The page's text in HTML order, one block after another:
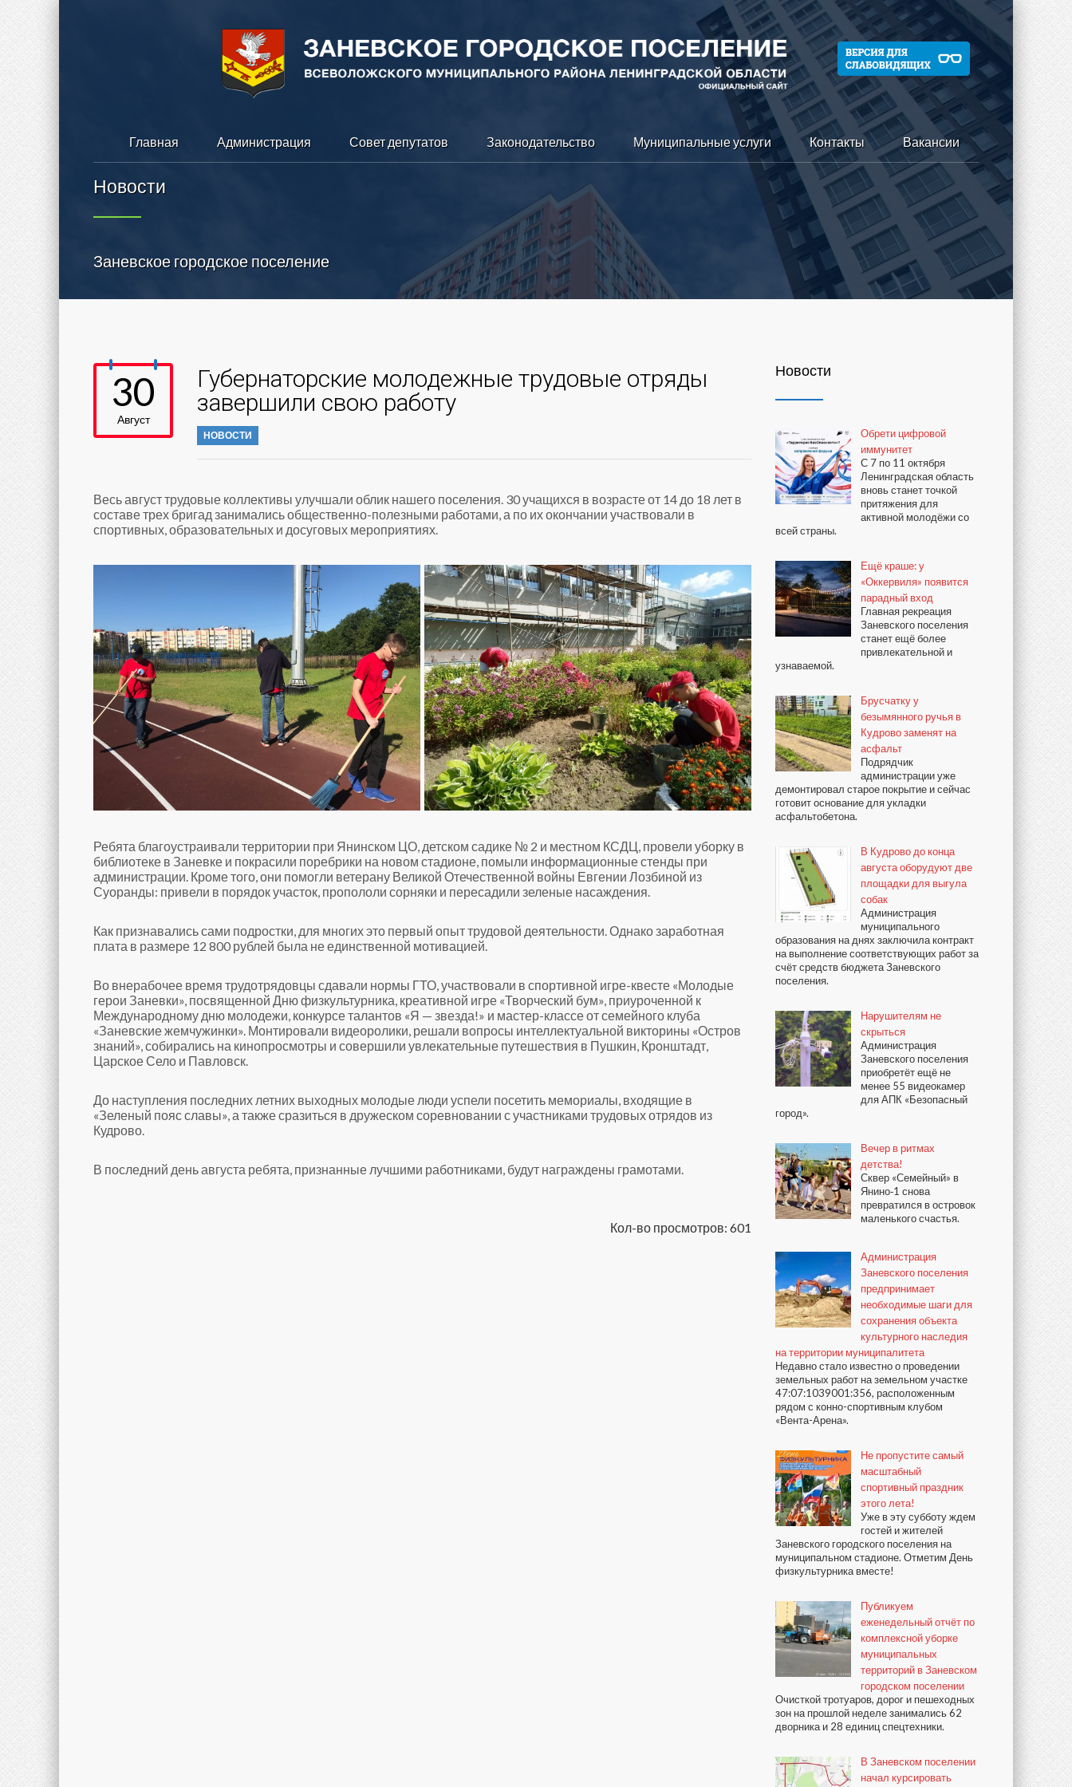
Главная Администрация Совет депутатов Законодательство Муниципальные услуги Контакты Вакансии
Новости
Заневское городское поселение
30
Август
Губернаторские молодежные трудовые отряды
завершили свою работу
НОВОСТИ
Весь август трудовые коллективы улучшали облик нашего поселения. 30 учащихся в возрасте от 14 до 18 лет в
составе трех бригад занимались общественно-полезными работами, а по их окончании участвовали в
спортивных, образовательных и досуговых мероприятиях.
Ребята благоустраивали территории при Янинском ЦО, детском садике № 2 и местном КСДЦ, провели уборку в
библиотеке в Заневке и покрасили поребрики на новом стадионе, помыли информационные стенды при
администрации. Кроме того, они помогли ветерану Великой Отечественной войны Евгении Лозбиной из
Суоранды: привели в порядок участок, пропололи сорняки и пересадили зеленые насаждения.
Как признавались сами подростки, для многих это первый опыт трудовой деятельности. Однако заработная
плата в размере 12 800 рублей была не единственной мотивацией.
Во внерабочее время трудотрядовцы сдавали нормы ГТО, участвовали в спортивной игре-квесте «Молодые
герои Заневки», посвященной Дню физкультурника, креативной игре «Творческий бум», приуроченной к
Международному дню молодежи, конкурсе талантов «Я — звезда!» и мастер-классе от семейного клуба
«Заневские жемчужинки». Монтировали видеоролики, решали вопросы интеллектуальной викторины «Остров
знаний», собирались на кинопросмотры и совершили увлекательные путешествия в Пушкин, Кронштадт,
Царское Село и Павловск.
До наступления последних летних выходных молодые люди успели посетить мемориалы, входящие в
«Зеленый пояс славы», а также сразиться в дружеском соревновании с участниками трудовых отрядов из
Кудрово.
В последний день августа ребята, признанные лучшими работниками, будут награждены грамотами.
Кол-во просмотров: 601
Новости
Обрети цифровой
иммунитет
С 7 по 11 октября
Ленинградская область
вновь станет точкой
притяжения для
активной молодёжи со
всей страны.
Ещё краше: у
«Оккервиля» появится
парадный вход
Главная рекреация
Заневского поселения
станет ещё более
привлекательной и
узнаваемой.
Брусчатку у
безымянного ручья в
Кудрово заменят на
асфальт
Подрядчик
администрации уже
демонтировал старое покрытие и сейчас
готовит основание для укладки
асфальтобетона.
В Кудрово до конца
августа оборудуют две
площадки для выгула
собак
Администрация
муниципального
образования на днях заключила контракт
на выполнение соответствующих работ за
счёт средств бюджета Заневского
поселения.
Нарушителям не
скрыться
Администрация
Заневского поселения
приобретёт ещё не
менее 55 видеокамер
для АПК «Безопасный
город».
Вечер в ритмах
детства!
Сквер «Семейный» в
Янино‑1 снова
превратился в островок
маленького счастья.
Администрация
Заневского поселения
предпринимает
необходимые шаги для
сохранения объекта
культурного наследия
на территории муниципалитета
Недавно стало известно о проведении
земельных работ на земельном участке
47:07:1039001:356, расположенным
рядом с конно-спортивным клубом
«Вента-Арена».
Не пропустите самый
масштабный
спортивный праздник
этого лета!
Уже в эту субботу ждем
гостей и жителей
Заневского городского поселения на
муниципальном стадионе. Отметим День
физкультурника вместе!
Публикуем
еженедельный отчёт по
комплексной уборке
муниципальных
территорий в Заневском
городском поселении
Очисткой тротуаров, дорог и пешеходных
зон на прошлой неделе занимались 62
дворника и 28 единиц спецтехники.
В Заневском поселении
начал курсировать